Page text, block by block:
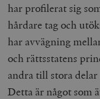
har profilerat sig
hårdare tag och
har avvägning
och rättsstatens
andra till stora
Detta är något som